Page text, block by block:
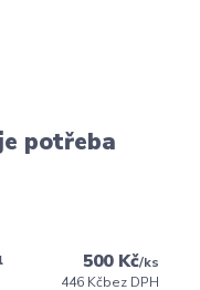
potřeba
500 Kč/ks
446 Kčbez DPH